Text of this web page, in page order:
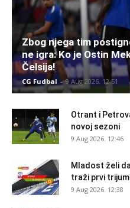
Zbog njega tim
ne igra: Ko je Ostin
Čelsija!
CG Fudbal - 9 Aug 2026. 12:51
Otrant i
novoj sezoni
9 Aug 2026. 12:46
Mladost želi
traži prvi
9 Aug 2026. 12:38